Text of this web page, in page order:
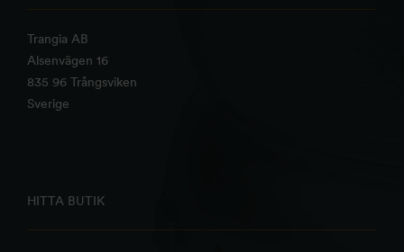
Trangia AB
Alsenvägen 16
835 96 Trångsviken
Sverige
HITTA BUTIK